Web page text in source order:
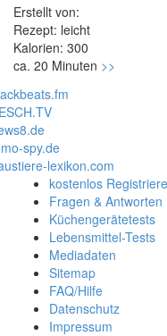
Erstellt von:
Rezept: leicht
Kalorien: 300
ca. 20 Minuten >>
spy.de
lexikon.com
kostenlos
Fragen & Antworten
Küchengerätetests
Lebensmittel-Tests
Mediadaten
Sitemap
FAQ/Hilfe
Datenschutz
Impressum